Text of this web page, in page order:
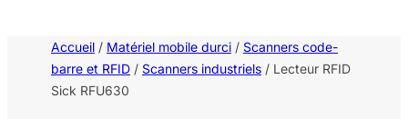
Accueil / Matériel mobile durci / Scanners code-
barre et RFID / Scanners industriels / Lecteur RFID
Sick RFU630